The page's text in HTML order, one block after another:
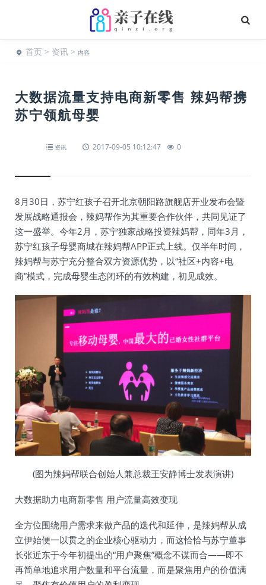
首页 > 资讯 > 内容
大数据流量支持电商新零售 辣妈帮携
苏宁领航母婴
资讯 2017-09-05 10:12:47 0
8月30日，苏宁红孩子召开北京朝阳路旗舰店开业发布会暨
发展战略通报会，辣妈帮作为其重要合作伙伴，共同见证了
这一盛举。今年2月，苏宁独家战略投资辣妈帮，同年3月，
苏宁红孩子母婴商城在辣妈帮APP正式上线。仅半年时间，
辣妈帮与苏宁充分整合双方资源优势，以“社区+内容+电
商”模式，完成母婴生态闭环的有效构建，初见成效。
(图为辣妈帮联合创始人兼总裁王安静博士发表演讲)
大数据助力电商新零售 用户流量高效变现
全方位围绕用户需求来做产品的迭代和延伸，是辣妈帮从成
立伊始便一以贯之的企业核心驱动力，而这恰恰与苏宁董事
长张近东于今年初提出的“用户聚焦”概念不谋而合——即不
再简单地追求用户数量和平台流量，而是聚焦用户的价值满